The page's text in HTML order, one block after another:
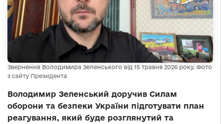
Звернення Володимира Зеленського від 15 травня 2026 року. Фото
з сайту Президента
Володимир Зеленський доручив Силам
оборони та безпеки України підготувати план
реагування, який буде розглянутий та